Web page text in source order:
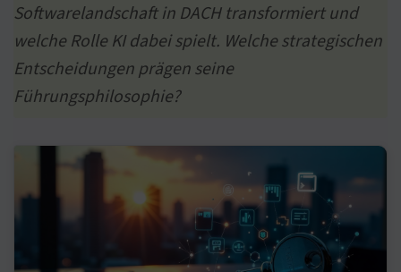
Softwarelandschaft in DACH transformiert und
welche Rolle KI dabei spielt. Welche strategischen
Entscheidungen prägen seine
Führungsphilosophie?